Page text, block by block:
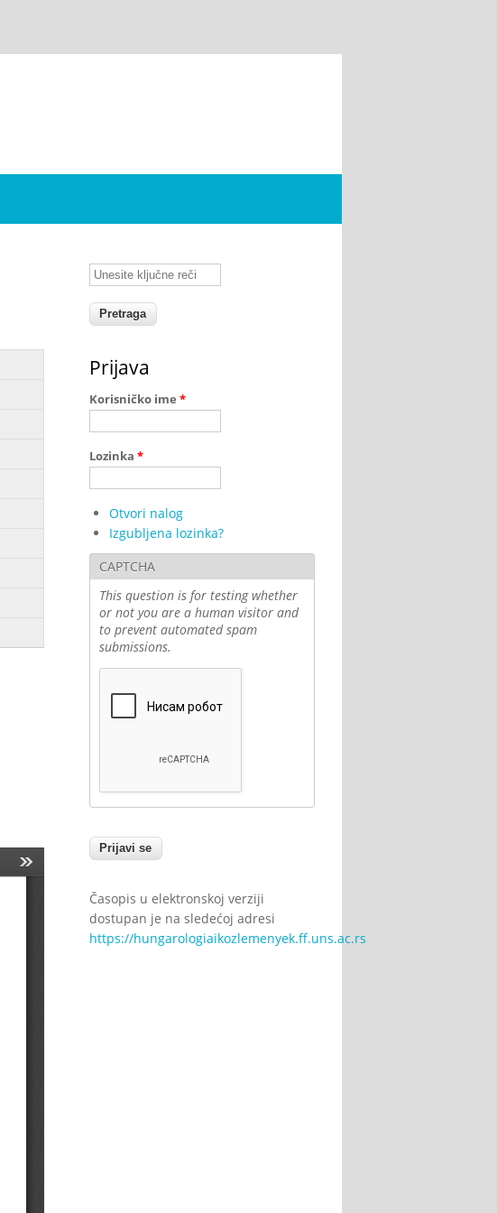
Unesite ključne reči
Prijava
Korisničko ime *
Lozinka *
Otvori nalog
Izgubljena lozinka?
CAPTCHA
This question is for testing whether
or not you are a human visitor and
to prevent automated spam
submissions.
Časopis u elektronskoj verziji
dostupan je na sledećoj adresi
https://hungarologiaikozlemenyek.ff.uns.ac.rs